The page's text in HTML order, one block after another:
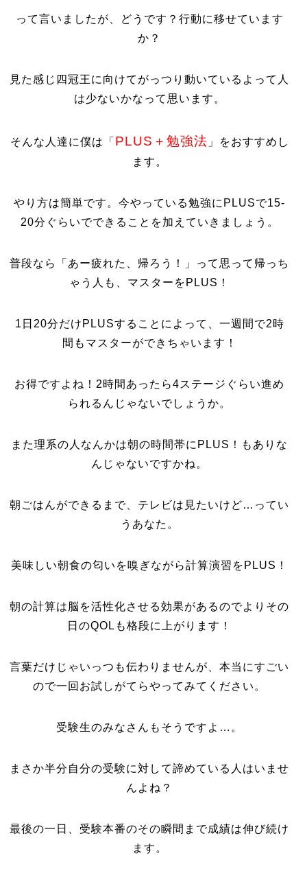
って言いましたが、どうです？行動に移せています
か？
見た感じ四冠王に向けてがっつり動いているよって人
は少ないかなって思います。
そんな人達に僕は「 PLUS＋勉強法 」をおすすめし
ます。
やり方は簡単です。今やっている勉強にPLUSで15-
20分ぐらいでできることを加えていきましょう。
普段なら「あー疲れた、帰ろう！」って思って帰っち
ゃう人も、マスターをPLUS！
1日20分だけPLUSすることによって、一週間で2時
間もマスターができちゃいます！
お得ですよね！2時間あったら4ステージぐらい進め
られるんじゃないでしょうか。
また理系の人なんかは朝の時間帯にPLUS！もありな
んじゃないですかね。
朝ごはんができるまで、テレビは見たいけど…ってい
うあなた。
美味しい朝食の匂いを嗅ぎながら計算演習をPLUS！
朝の計算は脳を活性化させる効果があるのでよりその
日のQOLも格段に上がります！
言葉だけじゃいっつも伝わりませんが、本当にすごい
ので一回お試しがてらやってみてください。
受験生のみなさんもそうですよ…。
まさか半分自分の受験に対して諦めている人はいませ
んよね？
最後の一日、受験本番のその瞬間まで成績は伸び続け
ます。